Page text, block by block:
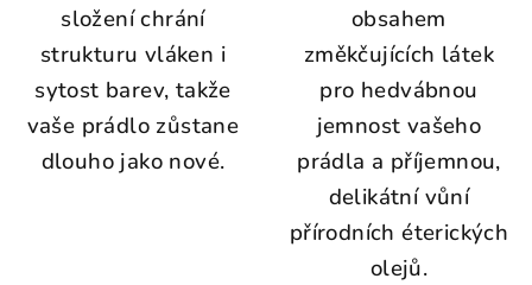
složení chrání
strukturu vláken i
sytost barev, takže
vaše prádlo zůstane
dlouho jako nové.
obsahem
změkčujících látek
pro hedvábnou
jemnost vašeho
prádla a příjemnou,
delikátní vůní
přírodních éterických
olejů.